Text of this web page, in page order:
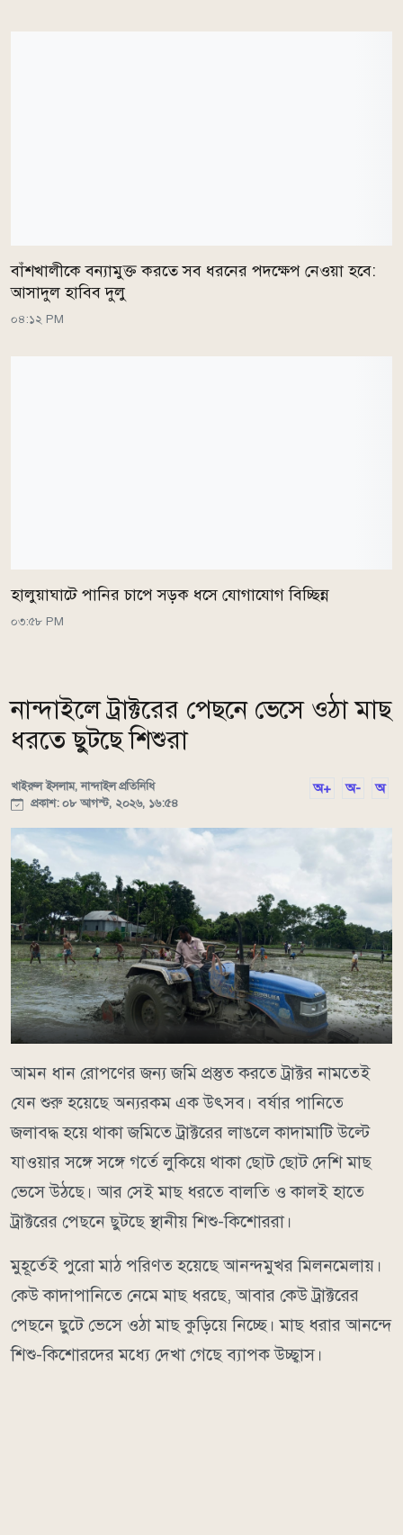
বাঁশখালীকে বন্যামুক্ত করতে সব ধরনের পদক্ষেপ নেওয়া হবে:
আসাদুল হাবিব দুলু
০৪:১২ PM
হালুয়াঘাটে পানির চাপে সড়ক ধসে যোগাযোগ বিচ্ছিন্ন
০৩:৫৮ PM
নান্দাইলে ট্রাক্টরের পেছনে ভেসে ওঠা মাছ
ধরতে ছুটছে শিশুরা
খাইরুল ইসলাম, নান্দাইল প্রতিনিধি
প্রকাশ: ০৮ আগস্ট, ২০২৬, ১৬:৫৪
অ+ অ- অ
আমন ধান রোপণের জন্য জমি প্রস্তুত করতে ট্রাক্টর নামতেই
যেন শুরু হয়েছে অন্যরকম এক উৎসব। বর্ষার পানিতে
জলাবদ্ধ হয়ে থাকা জমিতে ট্রাক্টরের লাঙলে কাদামাটি উল্টে
যাওয়ার সঙ্গে সঙ্গে গর্তে লুকিয়ে থাকা ছোট ছোট দেশি মাছ
ভেসে উঠছে। আর সেই মাছ ধরতে বালতি ও কালই হাতে
ট্রাক্টরের পেছনে ছুটছে স্থানীয় শিশু-কিশোররা।
মুহূর্তেই পুরো মাঠ পরিণত হয়েছে আনন্দমুখর মিলনমেলায়।
কেউ কাদাপানিতে নেমে মাছ ধরছে, আবার কেউ ট্রাক্টরের
পেছনে ছুটে ভেসে ওঠা মাছ কুড়িয়ে নিচ্ছে। মাছ ধরার আনন্দে
শিশু-কিশোরদের মধ্যে দেখা গেছে ব্যাপক উচ্ছ্বাস।